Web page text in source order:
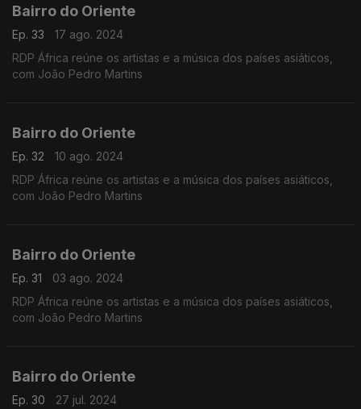
Bairro do Oriente
Ep. 33
17 ago. 2024
RDP África reúne os artistas e a música dos países asiáticos,
com João Pedro Martins
Bairro do Oriente
Ep. 32
10 ago. 2024
RDP África reúne os artistas e a música dos países asiáticos,
com João Pedro Martins
Bairro do Oriente
Ep. 31
03 ago. 2024
RDP África reúne os artistas e a música dos países asiáticos,
com João Pedro Martins
Bairro do Oriente
Ep. 30
27 jul. 2024